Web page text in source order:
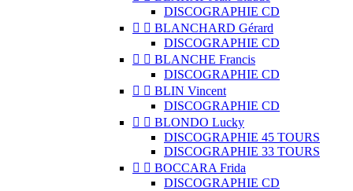
DISCOGRAPHIE CD
  BLANCHARD Gérard
DISCOGRAPHIE CD
  BLANCHE Francis
DISCOGRAPHIE CD
  BLIN Vincent
DISCOGRAPHIE CD
  BLONDO Lucky
DISCOGRAPHIE 45 TOURS
DISCOGRAPHIE 33 TOURS
  BOCCARA Frida
DISCOGRAPHIE CD